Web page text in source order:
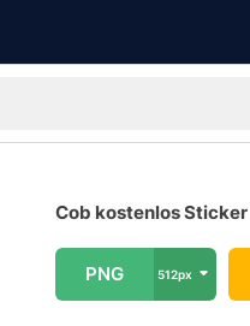
Cob kostenlos Sticker
PNG 512px